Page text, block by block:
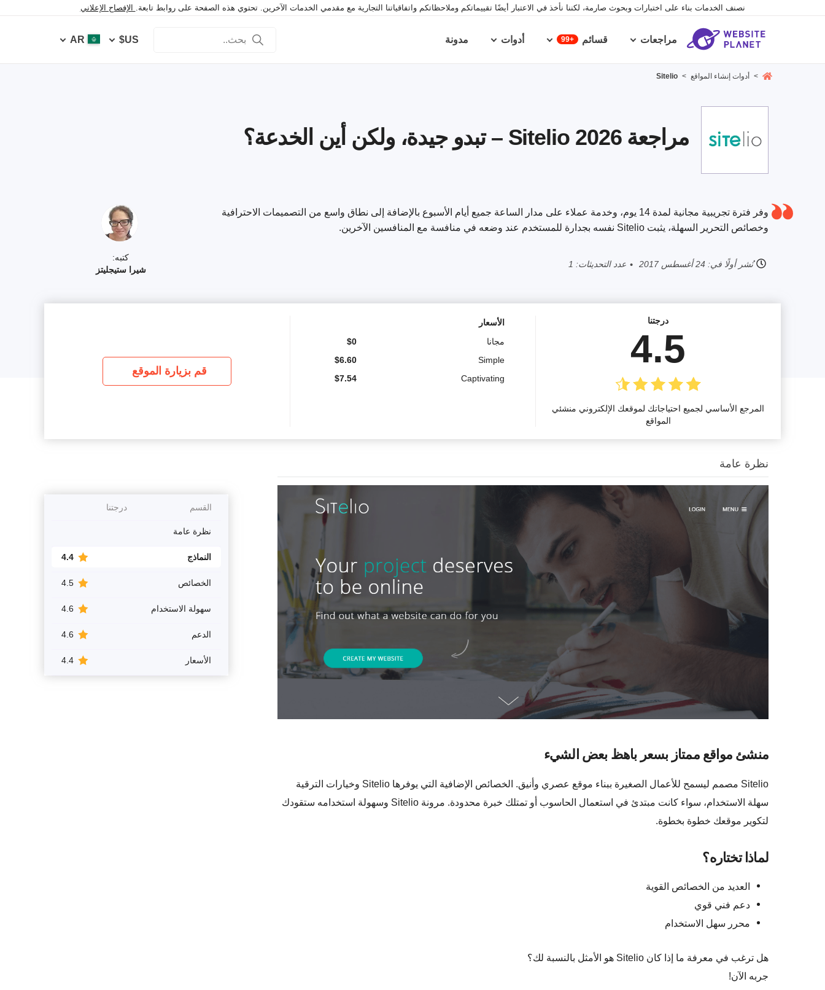
نصنف الخدمات بناء على اختبارات وبحوث صارمة، لكننا نأخذ في الاعتبار أيضًا تقييماتكم وملاحظاتكم واتفاقياتنا التجارية مع مقدمي الخدمات الآخرين. تحتوي هذه الصفحة على روابط تابعة. الإفصاح الإعلاني
مراجعات قسائم 99+ أدوات مدونة US$
AR
> أدوات إنشاء المواقع >
Sitelio
مراجعة Sitelio 2026 – تبدو جيدة، ولكن أين الخدعة؟
كتبه:
شيرا ستيجليتز
وفر فترة تجريبية مجانية لمدة 14 يوم، وخدمة عملاء على مدار الساعة جميع أيام الأسبوع بالإضافة إلى نطاق واسع من التصميمات الاحترافية
وخصائص التحرير السهلة، يثبت Sitelio نفسه بجدارة للمستخدم عند وضعه في منافسة مع المنافسين الآخرين.
نُشر أولًا في: 24 أغسطس 2017 عدد التحديثات: 1
درجتنا
4.5
المرجع الأساسي لجميع احتياجاتك لموقعك الإلكتروني منشئي
المواقع
الأسعار
مجانا
$0
Simple
$6.60
Captivating
$7.54
قم بزيارة الموقع
نظرة عامة
منشئ مواقع ممتاز بسعر باهظ بعض الشيء
Sitelio مصمم ليسمح للأعمال الصغيرة ببناء موقع عصري وأنيق. الخصائص الإضافية التي يوفرها Sitelio وخيارات الترقية
سهلة الاستخدام، سواء كانت مبتدئ في استعمال الحاسوب أو تمتلك خبرة محدودة. مرونة Sitelio وسهولة استخدامه ستقودك
لتكوير موقعك خطوة بخطوة.
لماذا تختاره؟
العديد من الخصائص القوية
دعم فني قوي
محرر سهل الاستخدام
هل ترغب في معرفة ما إذا كان Sitelio هو الأمثل بالنسبة لك؟
جربه الآن!
القسم درجتنا
نظرة عامة
النماذج 4.4
الخصائص 4.5
سهولة الاستخدام 4.6
الدعم 4.6
الأسعار 4.4